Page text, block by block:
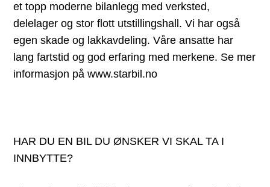
et topp moderne bilanlegg med verksted,
delelager og stor flott utstillingshall. Vi har også
egen skade og lakkavdeling. Våre ansatte har
lang fartstid og god erfaring med merkene. Se mer
informasjon på www.starbil.no
HAR DU EN BIL DU ØNSKER VI SKAL TA I
INNBYTTE?